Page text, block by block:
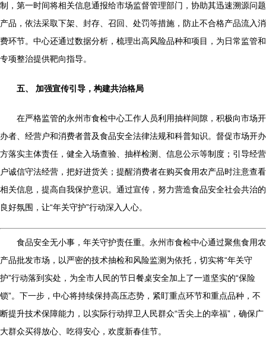
制，第一时间将相关信息通报给市场监督管理部门，协助其迅速溯源问题
产品，依法采取下架、封存、召回、处罚等措施，防止不合格产品流入消
费环节。中心还通过数据分析，梳理出高风险品种和项目，为日常监管和
专项整治提供靶向指导。
五、 加强宣传引导，构建共治格局
在严格监管的永州市食检中心工作人员利用抽样间隙，积极向市场开
办者、经营户和消费者普及食品安全法律法规和科普知识。督促市场开办
方落实主体责任，健全入场查验、抽样检测、信息公示等制度；引导经营
户诚信守法经营，把好进货关；提醒消费者在购买食用农产品时注意查看
相关信息，提高自我保护意识。通过宣传，努力营造食品安全社会共治的
良好氛围，让“年关守护”行动深入人心。
食品安全无小事，年关守护责任重。永州市食检中心通过聚焦食用农
产品批发市场，以严密的技术抽检和风险监测为依托，切实将“年关守
护”行动落到实处，为全市人民的节日餐桌安全加上了一道坚实的“保险
锁”。下一步，中心将持续保持高压态势，紧盯重点环节和重点品种，不
断提升技术保障能力，以实际行动捍卫人民群众“舌尖上的幸福”，确保广
大群众买得放心、吃得安心，欢度新春佳节。